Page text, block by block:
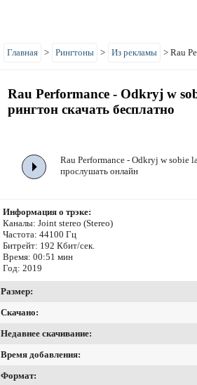
Главная > Рингтоны > Из рекламы > Rau
Rau Performance - Odkryj w
рингтон скачать бесплатно
Rau Performance - Odkryj w sobie
прослушать онлайн
Информация о трэке:
Каналы: Joint stereo (Stereo)
Частота: 44100 Гц
Битрейт: 192 Кбит/сек.
Время: 00:51 мин
Год: 2019
Размер:
Скачано:
Недавнее скачивание:
Время добавления:
Формат: